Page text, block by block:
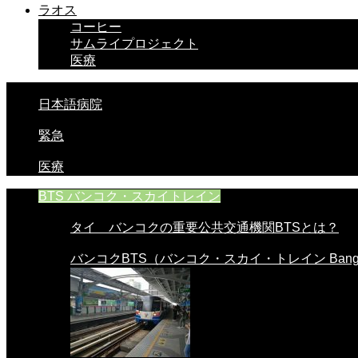
ラオス
コーヒー
サムライプロジェクト
医療
日本語病院
緊急
医療
BTS バンコク・スカイトレイン
タイ バンコクの重要公共交通機関BTSとは？
バンコクBTS（バンコク・スカイ・トレイン